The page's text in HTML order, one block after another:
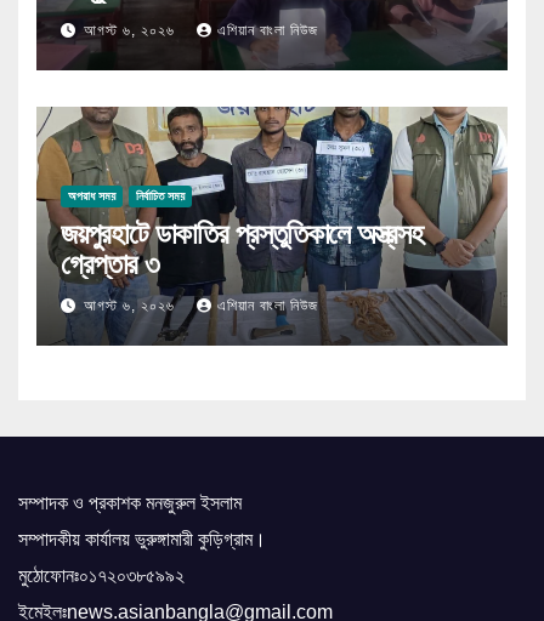
আগস্ট ৬, ২০২৬ এশিয়ান বাংলা নিউজ
অপরাধ সময় নির্বাচিত সময়
জয়পুরহাটে ডাকাতির প্রস্তুতিকালে অস্ত্রসহ
গ্রেপ্তার ৩
আগস্ট ৬, ২০২৬ এশিয়ান বাংলা নিউজ
সম্পাদক ও প্রকাশক মনজুরুল ইসলাম
সম্পাদকীয় কার্যালয় ভুরুঙ্গামারী কুড়িগ্রাম।
মুঠোফোনঃ০১৭২০৩৮৫৯৯২
ইমেইলঃnews.asianbangla@gmail.com